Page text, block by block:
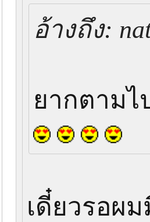
อ้างถึง:
ยากตามไ
เดี๋ยวรอผ